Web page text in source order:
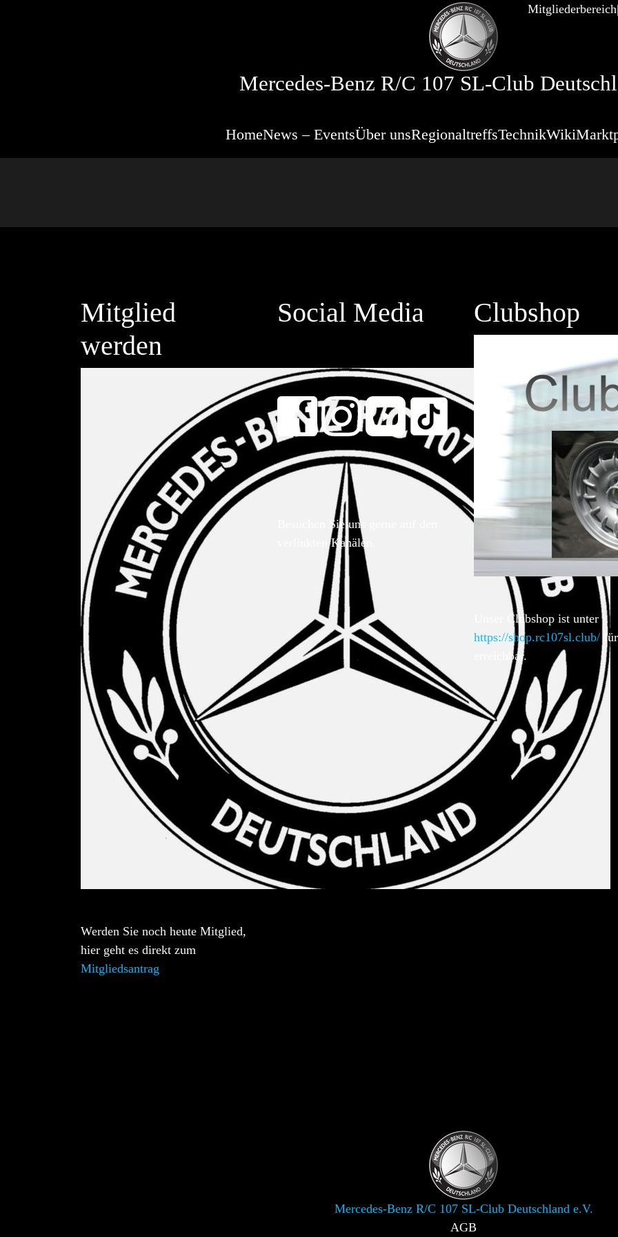
Mitgliederbereich
Mercedes-Benz R/C 107 SL-Club
HomeNews – EventsÜber unsRegionaltreffsTechnikWiki
Mitglied
werden
Werden Sie noch heute Mitglied,
hier geht es direkt zum
Mitgliedsantrag
Social Media
Besuchen Sie uns gerne auf den
verlinkten Kanälen.
Clubshop
Unser Clubshop ist unter
https://shop.rc107sl.club/
erreichbar.
Mercedes-Benz R/C 107 SL-Club Deutschland e.V.
AGB